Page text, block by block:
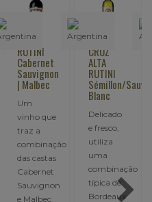
RUTINI
Cabernet
Sauvignon
| Malbec
Um
vinho que
traz a
combinação
das castas
Cabernet
Sauvignon
e Malbec
CRUZ
ALTA
RUTINI
Sémillon/
Blanc
Delicado
e fresco,
utiliza
uma
combinação
típica de
Bordeaux